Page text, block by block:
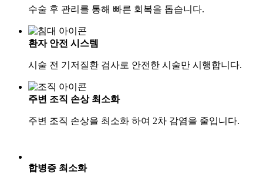
수술 후 관리를 통해 빠른 회복을 돕습니다.
환자 안전 시스템
시술 전 기저질환 검사로 안전한 시술만 시행합니다.
주변 조직 손상 최소화
주변 조직 손상을 최소화 하여 2차 감염을 줄입니다.
합병증 최소화